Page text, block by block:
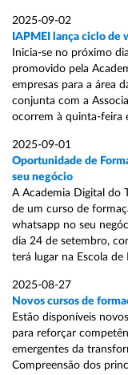
2025-09-02
IAPMEI lança ciclo de
Inicia-se no próximo
promovido pela
empresas para a área
conjunta com a
ocorrem à quinta-feira
2025-09-01
Oportunidade de
seu negócio
A Academia Digital do
de um curso de
whatsapp no seu
dia 24 de setembro,
terá lugar na Escola
2025-08-27
Novos cursos de
Estão disponíveis
para reforçar
emergentes da
Compreensão dos